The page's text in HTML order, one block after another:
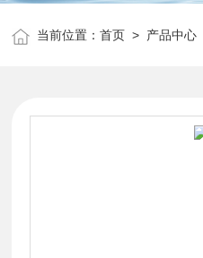
当前位置：首页 > 产品中心